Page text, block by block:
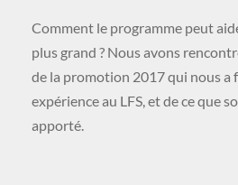
Comment le programme peut
plus grand ? Nous avons
de la promotion 2017 qui nous a
expérience au LFS, et de ce que
apporté.